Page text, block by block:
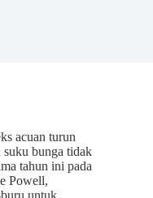
acuan turun
suku bunga tidak
tahun ini pada
Powell,
untuk